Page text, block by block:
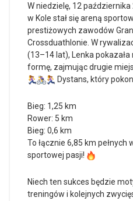
W niedzielę, 12
w Kole stał się areną
prestiżowych zawodów
Crossduathlonie. W
(13–14 lat), Lenka
formę, zajmując drugie
Dystans, który
Bieg: 1,25 km
Rower: 5 km
Bieg: 0,6 km
To łącznie 6,85 km pełnych
sportowej pasji!
Niech ten sukces będzie
treningów i kolejnych